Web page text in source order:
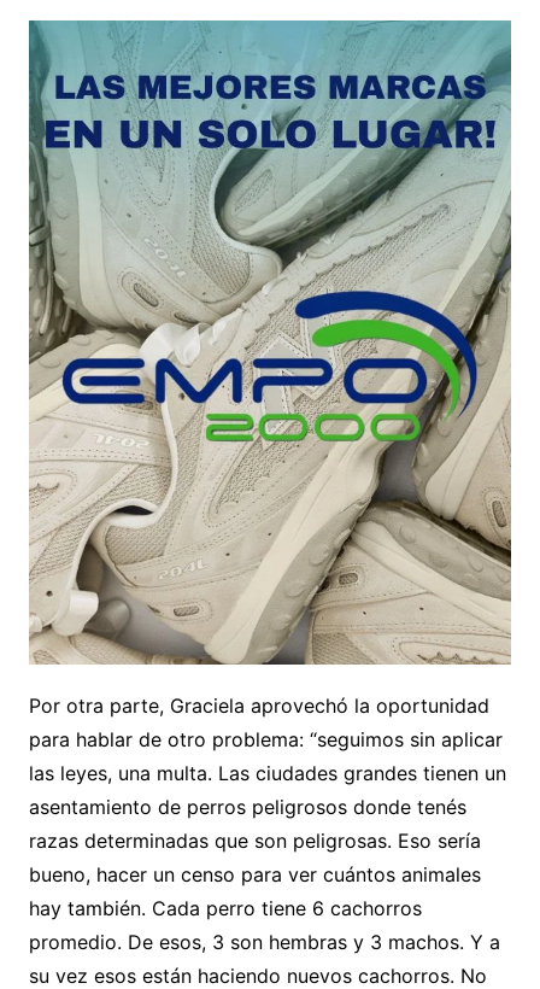
Por otra parte, Graciela aprovechó la oportunidad
para hablar de otro problema: “seguimos sin aplicar
las leyes, una multa. Las ciudades grandes tienen un
asentamiento de perros peligrosos donde tenés
razas determinadas que son peligrosas. Eso sería
bueno, hacer un censo para ver cuántos animales
hay también. Cada perro tiene 6 cachorros
promedio. De esos, 3 son hembras y 3 machos. Y a
su vez esos están haciendo nuevos cachorros. No